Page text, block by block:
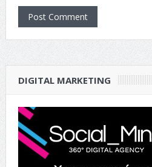
DIGITAL MARKETING